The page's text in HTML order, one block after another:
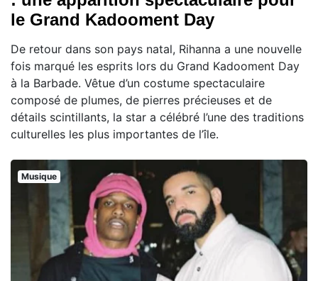
le Grand Kadooment Day
De retour dans son pays natal, Rihanna a une nouvelle
fois marqué les esprits lors du Grand Kadooment Day
à la Barbade. Vêtue d’un costume spectaculaire
composé de plumes, de pierres précieuses et de
détails scintillants, la star a célébré l’une des traditions
culturelles les plus importantes de l’île.
Musique